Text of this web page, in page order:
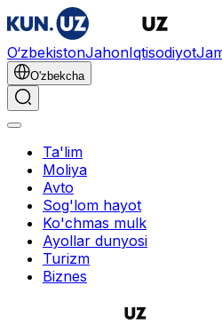
O‘zbekistonJahonIqtisodiyot
O'zbekcha
Ta'lim
Moliya
Avto
Sog'lom hayot
Ko'chmas mulk
Ayollar dunyosi
Turizm
Biznes